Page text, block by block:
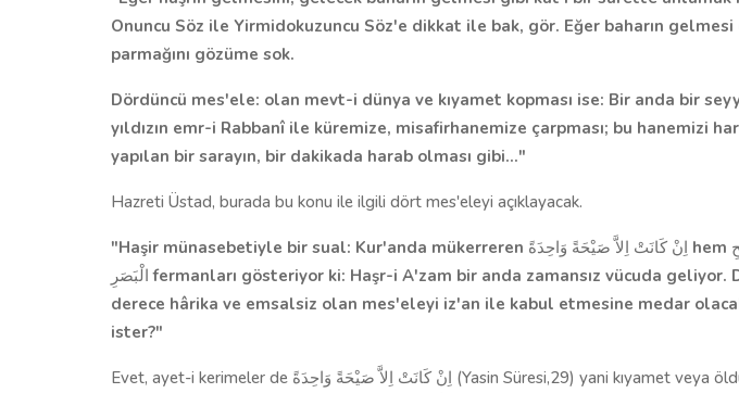
Onuncu Söz ile Yirmidokuzuncu Söz'e dikkat ile bak, gör. Eğer baharın
parmağını gözüme sok.
Dördüncü mes'ele: olan mevt-i dünya ve kıyamet kopması ise: Bir anda bir
yıldızın emr-i Rabbanî ile küremize, misafirhanemize çarpması; bu hanemizi
yapılan bir sarayın, bir dakikada harab olması gibi..."
Hazreti Üstad, burada bu konu ile ilgili dört mes'eleyi açıklayacak.
"Haşir münasebetiyle bir sual: Kur'anda mükerreren اِنْ كَانَتْ اِلاَّ صَيْحَةً وَاحِدَةً hem
الْبَصَرِ fermanları gösteriyor ki: Haşr-i A'zam bir anda zamansız vücuda geliyor.
derece hârika ve emsalsiz olan mes'eleyi iz'an ile kabul etmesine medar
ister?"
Evet, ayet-i kerimeler de اِنْ كَانَتْ اِلاَّ صَيْحَةً وَاحِدَةً (Yasin Süresi,29) yani kıyamet veya öldükten sonra dirilmek, bir